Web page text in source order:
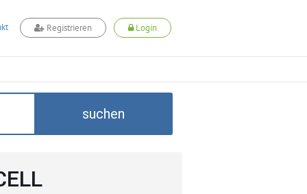
Registrieren Login
suchen